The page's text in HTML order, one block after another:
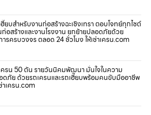
ยบสำหรับงานก่อสร้างฉะเชิงเทรา ตอบโจทย์ทุกไซต์
อสร้างและงานโรงงาน ยกย้ายปลอดภัยด้วย
ารครบวงจร ตลอด 24 ชั่วโมง ให้เช่าเครน.com
ครน 50 ตัน รายวันนิคมพัฒนา มั่นใจในความ
ดภัย ด้วยรถเครนและรถเฮี๊ยบพร้อมคนขับมืออาชีพ
าเครน.com